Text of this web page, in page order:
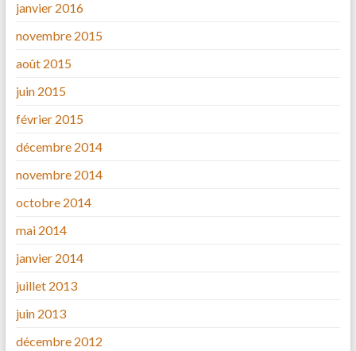
janvier 2016
novembre 2015
août 2015
juin 2015
février 2015
décembre 2014
novembre 2014
octobre 2014
mai 2014
janvier 2014
juillet 2013
juin 2013
décembre 2012